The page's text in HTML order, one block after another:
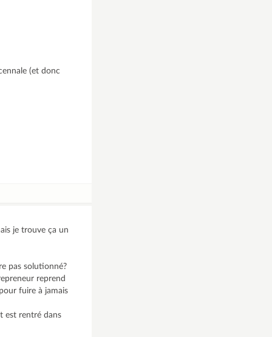
(et donc
je trouve ça un
pas solutionné?
reprend
fuire à jamais
est rentré dans